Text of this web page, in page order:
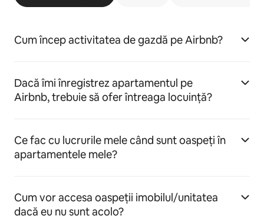
Cum încep activitatea de gazdă pe Airbnb?
Dacă îmi înregistrez apartamentul pe
Airbnb, trebuie să ofer întreaga locuință?
Ce fac cu lucrurile mele când sunt oaspeți în
apartamentele mele?
Cum vor accesa oaspeții imobilul/unitatea
dacă eu nu sunt acolo?